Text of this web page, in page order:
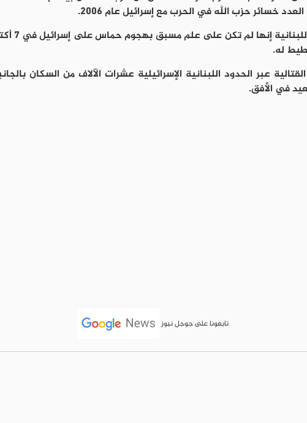
خسائر حزب الله في الحرب مع إسرائيل عام 2006.
وقالت
له.
عبر الحدود اللبنانية الإسرائيلية عشرات الآلاف من السكان
في الأفق.
تابعونا على جوجل نيوز